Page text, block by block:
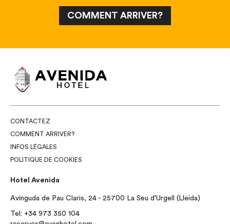
CONTACTEZ
COMMENT ARRIVER?
INFOS LÉGALES
POLITIQUE DE COOKIES
Hotel Avenida
Avinguda de Pau Claris, 24 - 25700 La Seu d'Urgell (Lleida)
Tel: +34 973 350 104